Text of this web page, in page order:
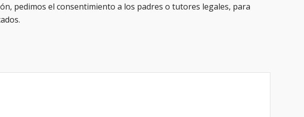
pedimos el consentimiento a los padres o tutores legales, para